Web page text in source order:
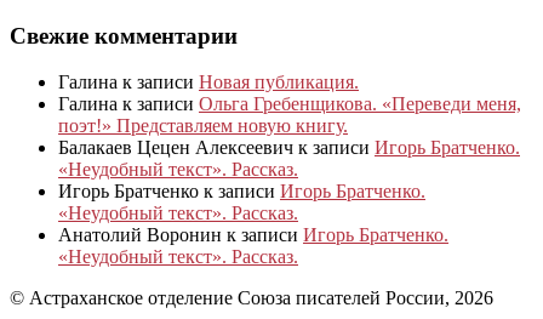
Свежие комментарии
Галина к записи Новая публикация.
Галина к записи Ольга Гребенщикова. «Переведи меня,
поэт!» Представляем новую книгу.
Балакаев Цецен Алексеевич к записи Игорь Братченко.
«Неудобный текст». Рассказ.
Игорь Братченко к записи Игорь Братченко.
«Неудобный текст». Рассказ.
Анатолий Воронин к записи Игорь Братченко.
«Неудобный текст». Рассказ.
© Астраханское отделение Союза писателей России, 2026